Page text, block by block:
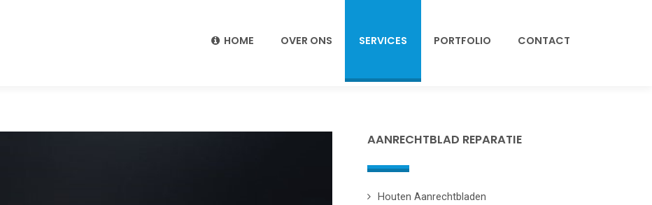
HOME OVER ONS SERVICES PORTFOLIO CONTACT
AANRECHTBLAD REPARATIE
Houten Aanrechtbladen